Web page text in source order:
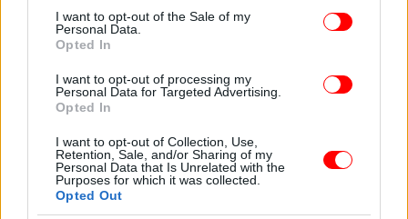
consent section.
I want to opt-out of the Sale of my
Personal Data.
Opted In
I want to opt-out of processing my
Personal Data for Targeted Advertising.
Opted In
I want to opt-out of Collection, Use,
Retention, Sale, and/or Sharing of my
Personal Data that Is Unrelated with the
Purposes for which it was collected.
Opted Out
σκόνης.
Την Παρασκευή θα επικρατήσει περισσότερη
ηλιοφάνεια, αλλά και ενίσχυση των βοριάδων στο
Αιγαίο, οι οποίοι θα φτάσουν τα 7 μποφόρ, με
κάποιες μεμονωμένες καταιγίδες στα νότια της
χώρας.
Αφρικανική σκόνη: Πώς επηρεάζει την υγεία